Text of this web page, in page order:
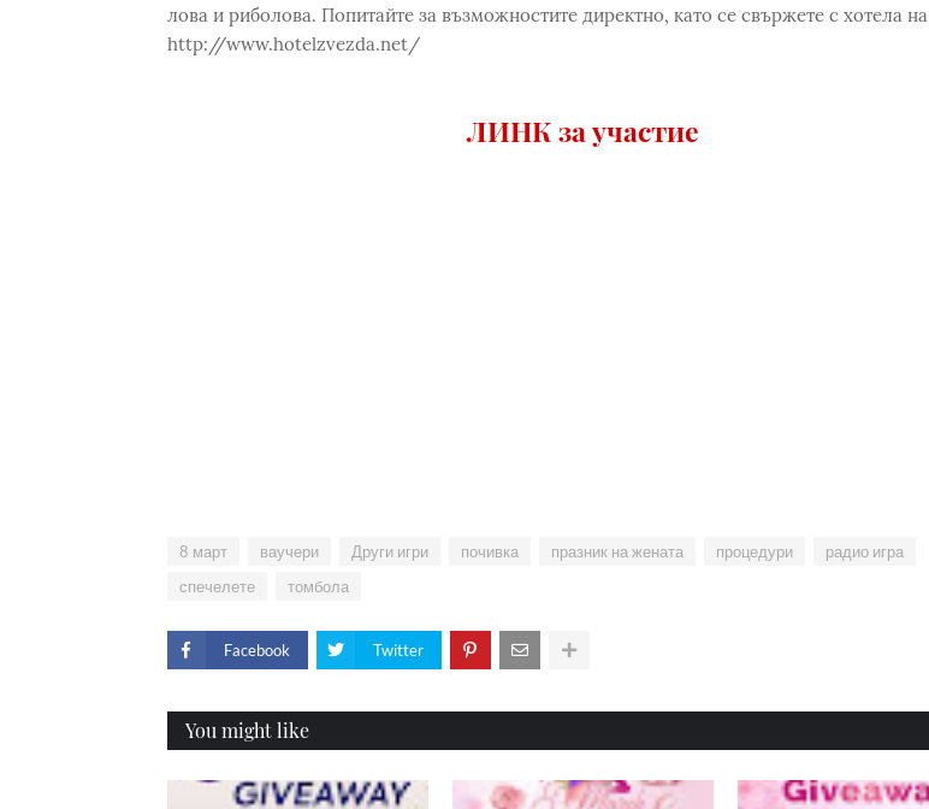
лова и риболова. Попитайте за възможностите директно, като се свържете с хотела на
http://www.hotelzvezda.net/
ЛИНК за участие
8 март ваучери Други игри почивка празник на жената процедури
радио игра
спечелете
томбола
Facebook Twitter
You might like